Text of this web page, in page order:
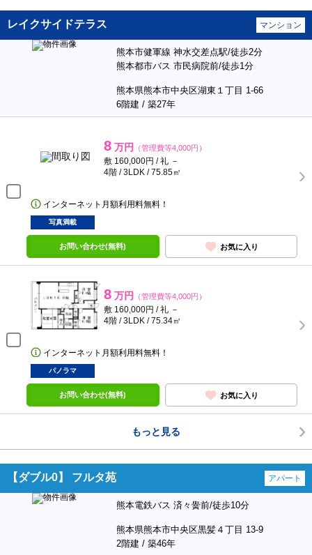
レイクサイドテラス マンション
熊本市健軍線 神水交差点駅/徒歩2分
熊本都市バス 市民病院前/徒歩1分
熊本県熊本市中央区湖東１丁目 1-66
6階建 / 築27年
8 万円 （管理費等4,000円）
敷 160,000円 / 礼 －
4階 / 3LDK / 75.85㎡
インターネット月額利用料無料！
写真満載
お問い合わせ(無料) お気に入り
8 万円 （管理費等4,000円）
敷 160,000円 / 礼 －
4階 / 3LDK / 75.34㎡
インターネット月額利用料無料！
パノラマ
お問い合わせ(無料) お気に入り
もっと見る
【ダブル0】 フルタ苑 アパート
熊本電鉄バス 済々黌前/徒歩10分
熊本県熊本市中央区黒髪４丁目 13-9
2階建 / 築46年